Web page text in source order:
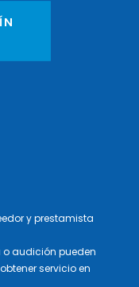
y prestamista
audición pueden
servicio en